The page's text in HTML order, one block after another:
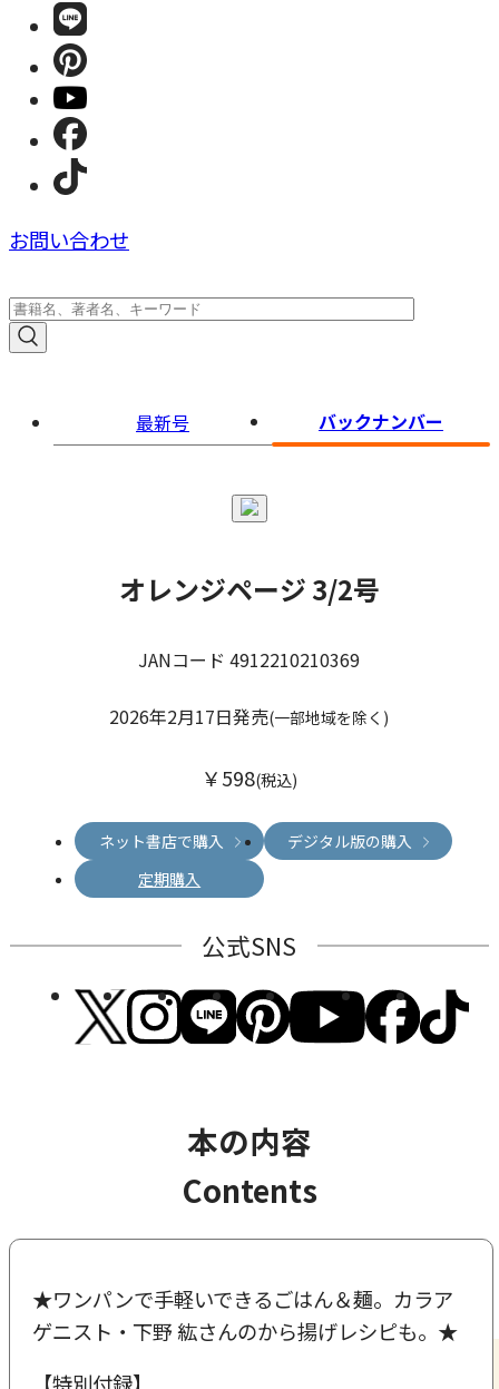
お問い合わせ
最新号 バックナンバー
オレンジページ 3/2号
JANコード 4912210210369
2026年2月17日発売(一部地域を除く)
￥598(税込)
ネット書店で購入
デジタル版の購入
定期購入
公式SNS
本の内容
Contents
★ワンパンで手軽いできるごはん＆麺。カラア
ゲニスト・下野 紘さんのから揚げレシピも。★